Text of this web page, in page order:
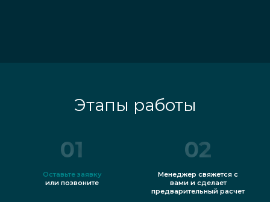
Этапы работы
01
Оставьте заявку
или позвоните
02
Менеджер свяжется с
вами и сделает
предварительный расчет